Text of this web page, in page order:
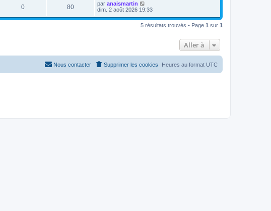
0 80 par anaismartin
dim. 2 août 2026 19:33
5 résultats trouvés • Page 1 sur 1
Aller à
Heures au format UTC
Supprimer les cookies
Nous contacter